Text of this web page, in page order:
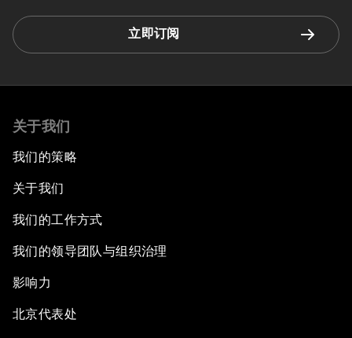
立即订阅
关于我们
我们的策略
关于我们
我们的工作方式
我们的领导团队与组织治理
影响力
北京代表处